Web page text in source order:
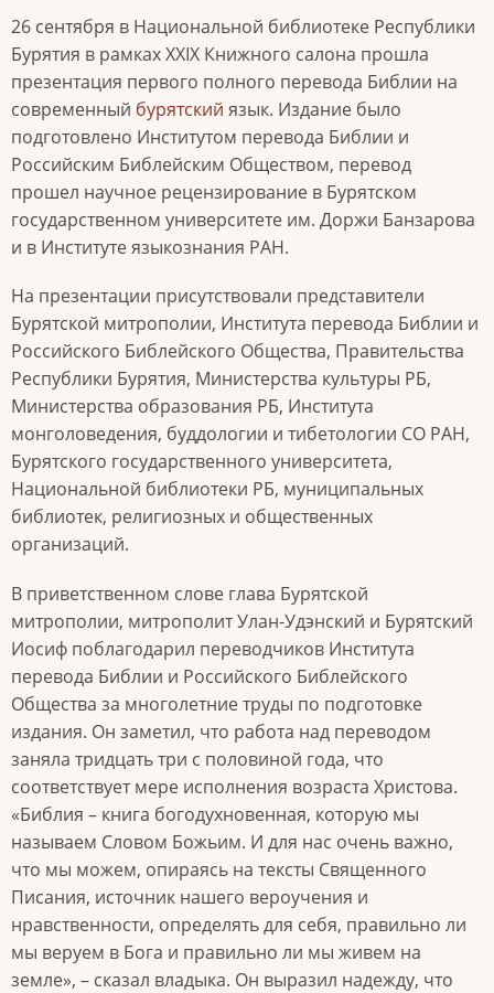
26 сентября в Национальной библиотеке Республики
Бурятия в рамках XXIX Книжного салона прошла
презентация первого полного перевода Библии на
современный бурятский язык. Издание было
подготовлено Институтом перевода Библии и
Российским Библейским Обществом, перевод
прошел научное рецензирование в Бурятском
государственном университете им. Доржи Банзарова
и в Институте языкознания РАН.
На презентации присутствовали представители
Бурятской митрополии, Института перевода Библии и
Российского Библейского Общества, Правительства
Республики Бурятия, Министерства культуры РБ,
Министерства образования РБ, Института
монголоведения, буддологии и тибетологии СО РАН,
Бурятского государственного университета,
Национальной библиотеки РБ, муниципальных
библиотек, религиозных и общественных
организаций.
В приветственном слове глава Бурятской
митрополии, митрополит Улан-Удэнский и Бурятский
Иосиф поблагодарил переводчиков Института
перевода Библии и Российского Библейского
Общества за многолетние труды по подготовке
издания. Он заметил, что работа над переводом
заняла тридцать три с половиной года, что
соответствует мере исполнения возраста Христова.
«Библия – книга богодухновенная, которую мы
называем Словом Божьим. И для нас очень важно,
что мы можем, опираясь на тексты Священного
Писания, источник нашего вероучения и
нравственности, определять для себя, правильно ли
мы веруем в Бога и правильно ли мы живем на
земле», – сказал владыка. Он выразил надежду, что